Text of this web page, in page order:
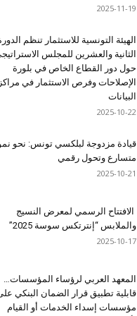
2025-11-19
الهيئة التونسية للاستثمار تنظم
الثانية والعشرين للمجلس
حول دور القطاع الخاص في بلورة
الإصلاحات وفرص الاستثمار في
البيانات
2025-10-22
قيادة مزدوجة لبلكسي تونس: نحو
متسارع وتحول رقمي
2025-10-21
الافتتاح الرسمي لمعرض النسيج
والملابس “إنترتكس سوسة 2025”
2025-10-17
المعهد العربي لرؤساء المؤسسات…
قابلية تطبيق قرار الضمان البنكي
مؤسسات إسداء الخدمات أو القيام